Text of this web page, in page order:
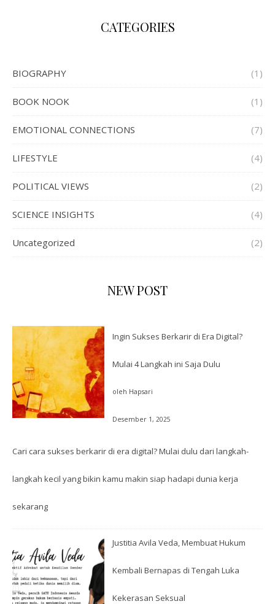
CATEGORIES
BIOGRAPHY (1)
BOOK NOOK (1)
EMOTIONAL CONNECTIONS (7)
LIFESTYLE (4)
POLITICAL VIEWS (2)
SCIENCE INSIGHTS (4)
Uncategorized (2)
NEW POST
Ingin Sukses Berkarir di Era Digital?
Mulai 4 Langkah ini Saja Dulu
oleh Hapsari
Desember 1, 2025
Cari cara sukses berkarir di era digital? Mulai dulu dari langkah-
langkah kecil yang bikin kamu makin siap hadapi dunia kerja
sekarang
Justitia Avila Veda, Membuat Hukum
Kembali Bernapas di Tengah Luka
Kekerasan Seksual